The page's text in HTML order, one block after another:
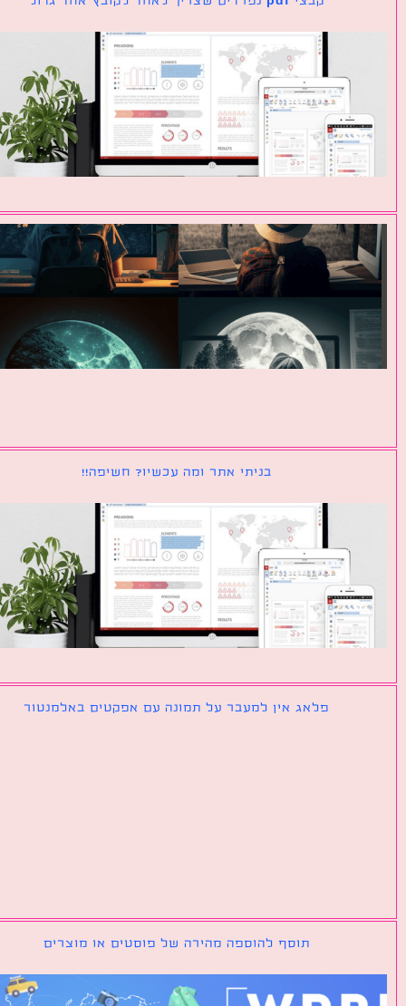
בניתי אתר ומה עכשיו? חשיפה!!
פלאג אין למעבר על תמונה עם אפקטים באלמנטור
תוסף להוספה מהירה של פוסטים או מוצרים